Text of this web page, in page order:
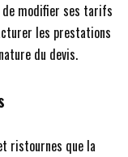
de modifier ses tarifs
les prestations
du devis.
ristournes que la